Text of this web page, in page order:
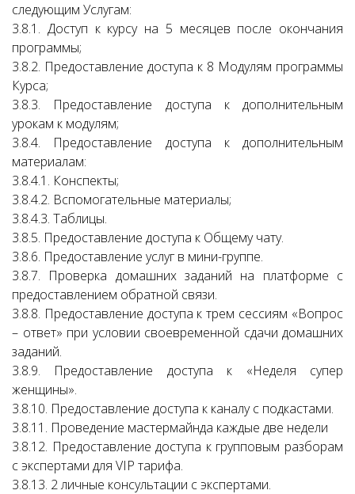
следующим Услугам:
3.8.1. Доступ к курсу на 5 месяцев после окончания
программы;
3.8.2. Предоставление доступа к 8 Модулям программы
Курса;
3.8.3. Предоставление доступа к дополнительным
урокам к модулям;
3.8.4. Предоставление доступа к дополнительным
материалам:
3.8.4.1. Конспекты;
3.8.4.2. Вспомогательные материалы;
3.8.4.3. Таблицы.
3.8.5. Предоставление доступа к Общему чату.
3.8.6. Предоставление услуг в мини-группе.
3.8.7. Проверка домашних заданий на платформе с
предоставлением обратной связи.
3.8.8. Предоставление доступа к трем сессиям «Вопрос
– ответ» при условии своевременной сдачи домашних
заданий.
3.8.9. Предоставление доступа к «Неделя супер
женщины».
3.8.10. Предоставление доступа к каналу с подкастами.
3.8.11. Проведение мастермайнда каждые две недели
3.8.12. Предоставление доступа к групповым разборам
с экспертами для VIP тарифа.
3.8.13. 2 личные консультации с экспертами.